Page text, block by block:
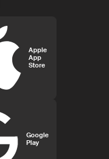
Apple
App
Store
Google
Play